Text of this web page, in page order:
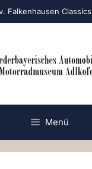
Falkenhausen
Menü